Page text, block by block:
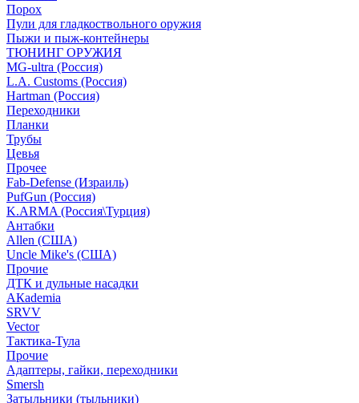
Порох
Пули для гладкоствольного оружия
Пыжи и пыж-контейнеры
ТЮНИНГ ОРУЖИЯ
MG-ultra (Россия)
L.A. Customs (Россия)
Hartman (Россия)
Переходники
Планки
Трубы
Цевья
Прочее
Fab-Defense (Израиль)
PufGun (Россия)
K.ARMA (Россия\Турция)
Антабки
Allen (США)
Uncle Mike's (США)
Прочие
ДТК и дульные насадки
АКademia
SRVV
Vector
Тактика-Тула
Прочие
Адаптеры, гайки, переходники
Smersh
Затыльники (тыльники)